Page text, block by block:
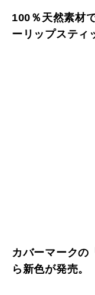
100％天然素材
ーリップスティ
カバーマークの
ら新色が発売。